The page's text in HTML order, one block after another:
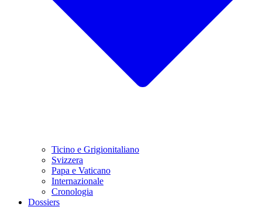
Ticino e Grigionitaliano
Svizzera
Papa e Vaticano
Internazionale
Cronologia
Dossiers